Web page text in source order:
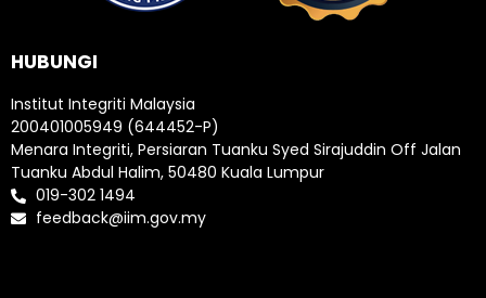
HUBUNGI
Institut Integriti Malaysia
200401005949 (644452-P)
Menara Integriti, Persiaran Tuanku Syed Sirajuddin Off Jalan
Tuanku Abdul Halim, 50480 Kuala Lumpur
019-302 1494
feedback@iim.gov.my